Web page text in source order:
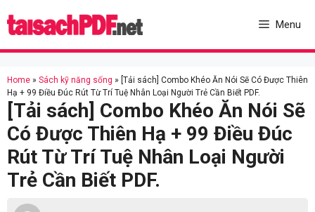
to
Menu
Home » Sách kỹ năng sống » [Tải sách] Combo Khéo Ăn Nói Sẽ Có Được Thiên
Hạ + 99 Điều Đúc Rút Từ Trí Tuệ Nhân Loại Người Trẻ Cần Biết PDF.
[Tải sách] Combo Khéo Ăn Nói Sẽ
Có Được Thiên Hạ + 99 Điều Đúc
Rút Từ Trí Tuệ Nhân Loại Người
Trẻ Cần Biết PDF.